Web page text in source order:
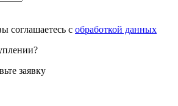
соглашаетесь с обработкой данных
заявку